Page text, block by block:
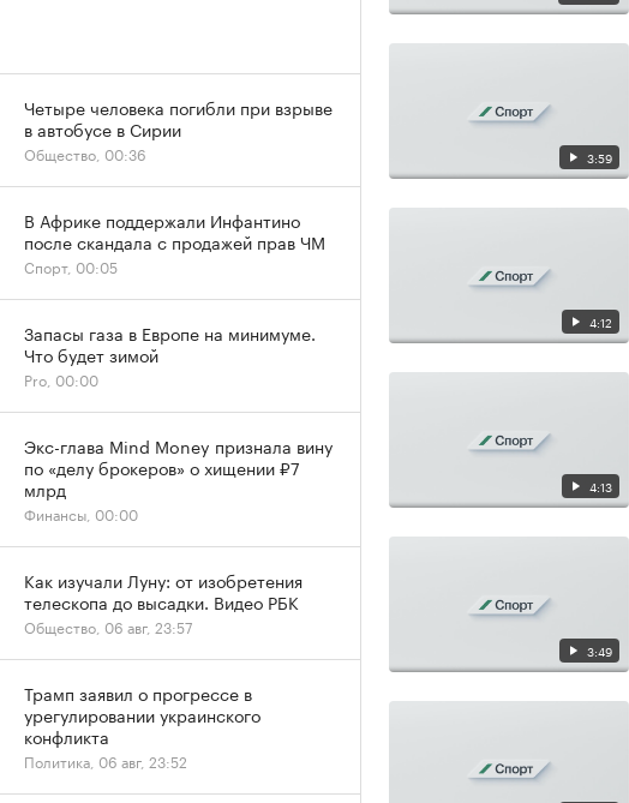
3:59
4:12
4:13
3:49
Четыре человека погибли при взрыве
в автобусе в Сирии
Общество, 00:36
В Африке поддержали Инфантино
после скандала с продажей прав ЧМ
Спорт, 00:05
Запасы газа в Европе на минимуме.
Что будет зимой
Pro, 00:00
Экс-глава Mind Money признала вину
по «делу брокеров» о хищении ₽7
млрд
Финансы, 00:00
Как изучали Луну: от изобретения
телескопа до высадки. Видео РБК
Общество, 06 авг, 23:57
Трамп заявил о прогрессе в
урегулировании украинского
конфликта
Политика, 06 авг, 23:52